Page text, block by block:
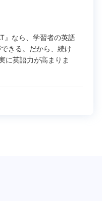
』なら、学習者の英語
きる。 だから、続け
に英語力が高まりま